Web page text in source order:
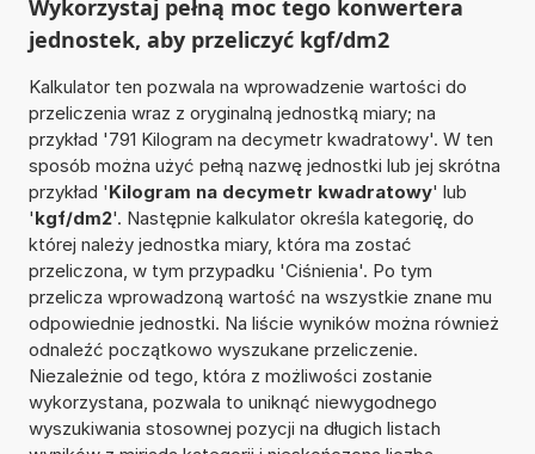
Wykorzystaj pełną moc tego konwertera
jednostek, aby przeliczyć kgf/dm2
Kalkulator ten pozwala na wprowadzenie wartości do
przeliczenia wraz z oryginalną jednostką miary; na
przykład '791 Kilogram na decymetr kwadratowy'. W ten
sposób można użyć pełną nazwę jednostki lub jej skrótna
przykład 'Kilogram na decymetr kwadratowy' lub
'kgf/dm2'. Następnie kalkulator określa kategorię, do
której należy jednostka miary, która ma zostać
przeliczona, w tym przypadku 'Ciśnienia'. Po tym
przelicza wprowadzoną wartość na wszystkie znane mu
odpowiednie jednostki. Na liście wyników można również
odnaleźć początkowo wyszukane przeliczenie.
Niezależnie od tego, która z możliwości zostanie
wykorzystana, pozwala to uniknąć niewygodnego
wyszukiwania stosownej pozycji na długich listach